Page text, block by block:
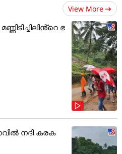
View More
ഭ
നദി കരക